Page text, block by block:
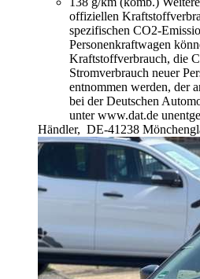
offiziellen
spezifischen CO2-
Personenkraftwagen
Kraftstoffverbrauch, die
Stromverbrauch neuer
entnommen werden, der
bei der Deutschen
unter www.dat.de
Händler, DE-41238